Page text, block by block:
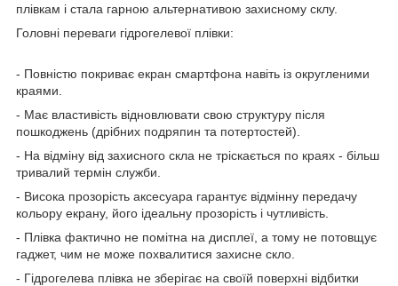
плівкам і стала гарною альтернативою захисному склу.
Головні переваги гідрогелевої плівки:
- Повністю покриває екран смартфона навіть із округленими
краями.
- Має властивість відновлювати свою структуру після
пошкоджень (дрібних подряпин та потертостей).
- На відміну від захисного скла не тріскається по краях - більш
тривалий термін служби.
- Висока прозорість аксесуара гарантує відмінну передачу
кольору екрану, його ідеальну прозорість і чутливість.
- Плівка фактично не помітна на дисплеї, а тому не потовщує
гаджет, чим не може похвалитися захисне скло.
- Гідрогелева плівка не зберігає на своїй поверхні відбитки